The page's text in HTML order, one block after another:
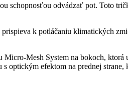
schopnosťou odvádzať pot. Toto
k potláčaniu klimatických
Mesh System na bokoch, ktorá
optickým efektom na prednej strane,